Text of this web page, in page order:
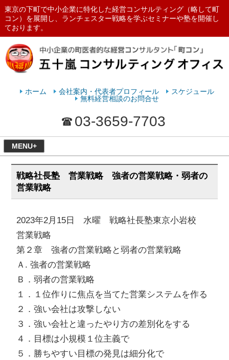
東京の下町で中小企業に特化した経営コンサルティング（略して町
コン）を展開し、ランチェスター戦略を学ぶセミナーや塾を開催し
ております。
ランチェスターの法則を学ぶなら
ホーム 会社案内・代表者プロフィール
スケジュール
無料経営相談のお問合せ
03-3659-7703
MENU+
戦略社長塾 営業戦略 強者の営業戦略・弱者の
営業戦略
2023年2月15日 水曜 戦略社長塾東京小岩校
営業戦略
第２章 強者の営業戦略と弱者の営業戦略
Ａ. 強者の営業戦略
Ｂ．弱者の営業戦略
１．１位作りに焦点を当てた営業システムを作る
２．強い会社は攻撃しない
３．強い会社と違ったやり方の差別化をする
４．目標は小規模１位主義で
５．勝ちやすい目標の発見は細分化で